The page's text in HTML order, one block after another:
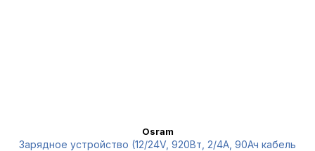
Osram
Зарядное устройство (12/24V, 920Вт, 2/4А, 90Ач кабель